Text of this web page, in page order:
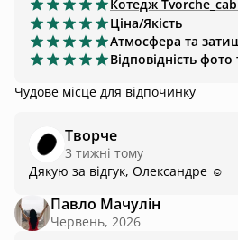
Котедж
Ціна/Якість
Атмосфера та
Відповідність
Чудове місце для відпочинку
Творче
3 тижні тому
Дякую за відгук, Олександре ☺️
Павло Мачулін
Червень, 2026